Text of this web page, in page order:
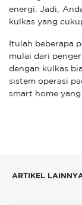
energi. Jadi,
kulkas yang
Itulah beberapa
mulai dari
dengan kulkas
sistem operasi
smart home yang
ARTIKEL